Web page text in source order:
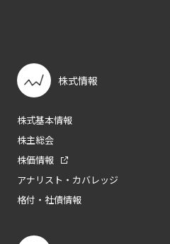
株式情報
株式基本情報
株主総会
株価情報
アナリスト・カバレッジ
格付・社債情報